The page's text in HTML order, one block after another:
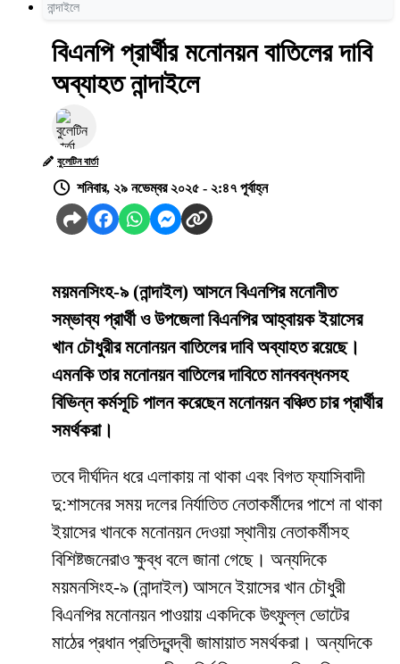
নান্দাইলে
বিএনপি প্রার্থীর মনোনয়ন বাতিলের দাবি
অব্যাহত নান্দাইলে
বুলেটিন বার্তা
শনিবার, ২৯ নভেম্বর ২০২৫ - ২:৪৭ পূর্বাহ্ন
ময়মনসিংহ-৯ (নান্দাইল) আসনে বিএনপির মনোনীত
সম্ভাব্য প্রার্থী ও উপজেলা বিএনপির আহ্বায়ক ইয়াসের
খান চৌধুরীর মনোনয়ন বাতিলের দাবি অব্যাহত রয়েছে।
এমনকি তার মনোনয়ন বাতিলের দাবিতে মানববন্ধনসহ
বিভিন্ন কর্মসূচি পালন করেছেন মনোনয়ন বঞ্চিত চার প্রার্থীর
সমর্থকরা।
তবে দীর্ঘদিন ধরে এলাকায় না থাকা এবং বিগত ফ্যাসিবাদী
দু:শাসনের সময় দলের নির্যাতিত নেতাকর্মীদের পাশে না থাকা
ইয়াসের খানকে মনোনয়ন দেওয়া স্থানীয় নেতাকর্মীসহ
বিশিষ্টজনেরাও ক্ষুব্ধ বলে জানা গেছে। অন্যদিকে
ময়মনসিংহ-৯ (নান্দাইল) আসনে ইয়াসের খান চৌধুরী
বিএনপির মনোনয়ন পাওয়ায় একদিকে উৎফুল্ল ভোটের
মাঠের প্রধান প্রতিদ্বন্দ্বী জামায়াত সমর্থকরা। অন্যদিকে